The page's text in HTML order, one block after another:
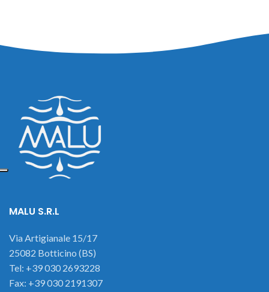
MALU S.R.L
Via Artigianale 15/17
25082 Botticino (BS)
Tel: +39 030 2693228
Fax: +39 030 2191307